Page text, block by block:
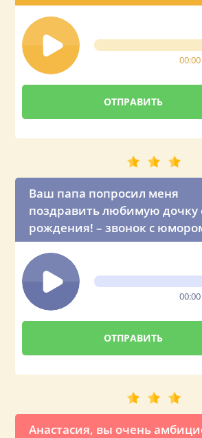
00:00
Ваш папа попросил меня
поздравить любимую дочку
рождения! – звонок с
президента России
00:00
Анастасия, вы очень